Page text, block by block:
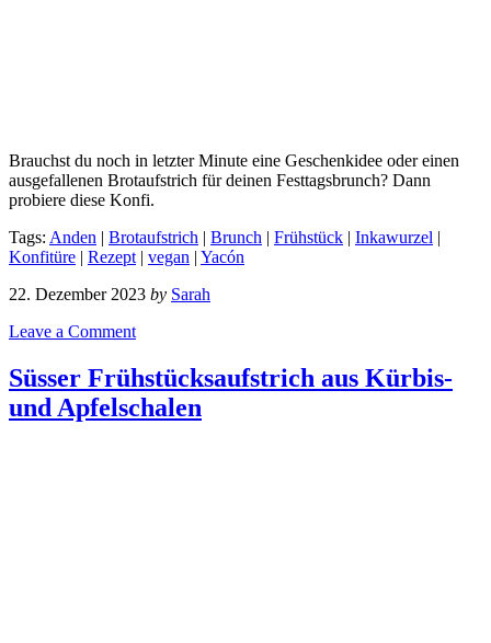
Brauchst du noch in letzter Minute eine Geschenkidee oder einen
ausgefallenen Brotaufstrich für deinen Festtagsbrunch? Dann
probiere diese Konfi.
Tags: Anden | Brotaufstrich | Brunch | Frühstück | Inkawurzel |
Konfitüre | Rezept | vegan | Yacón
22. Dezember 2023 by Sarah
Leave a Comment
Süsser Frühstücksaufstrich aus Kürbis-
und Apfelschalen